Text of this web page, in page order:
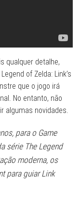
qualquer detalhe,
of Zelda: Link’s
que o jogo irá
No entanto, não
algumas novidades.
para o Game
série The Legend
moderna, os
para guiar Link